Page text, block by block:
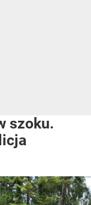
szoku.